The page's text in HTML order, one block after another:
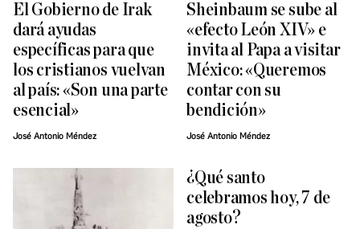
El Gobierno de Irak
dará ayudas
específicas para que
los cristianos vuelvan
al país: «Son una parte
esencial»
José Antonio Méndez
Sheinbaum se sube al
«efecto León XIV» e
invita al Papa a visitar
México: «Queremos
contar con su
bendición»
José Antonio Méndez
¿Qué santo
celebramos hoy, 7 de
agosto?